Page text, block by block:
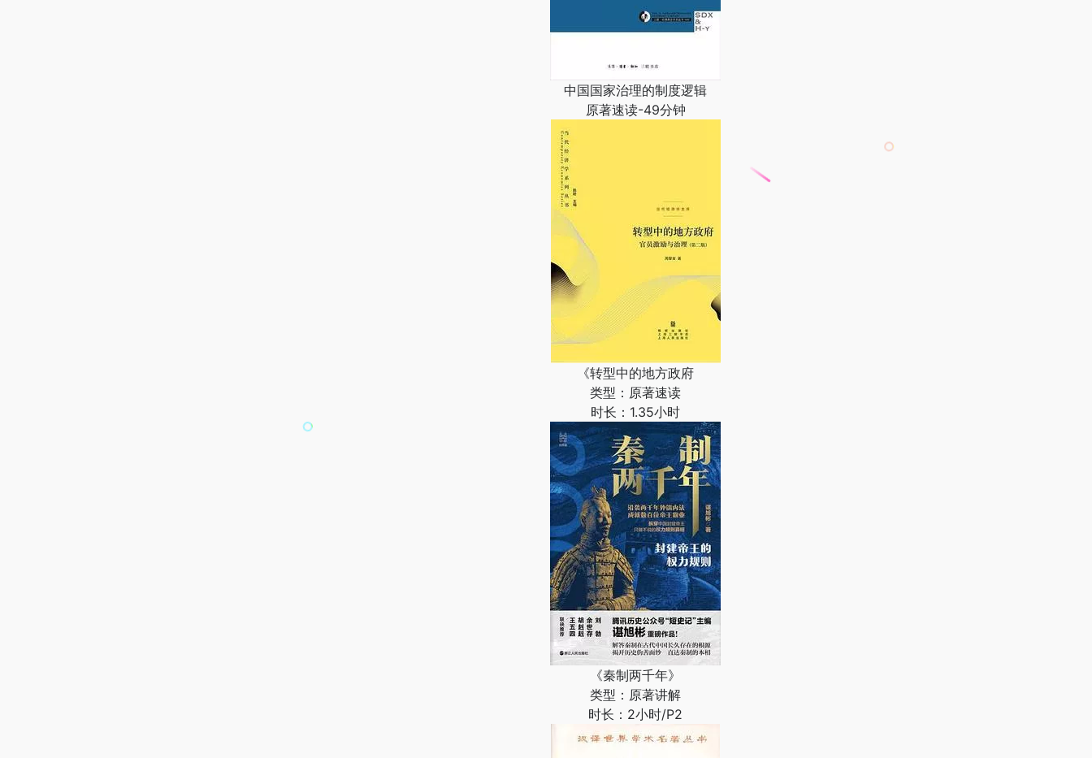
中国国家治理的制度逻辑
原著速读-49分钟
《转型中的地方政府
类型：原著速读
时长：1.35小时
《秦制两千年》
类型：原著讲解
时长：2小时/P2